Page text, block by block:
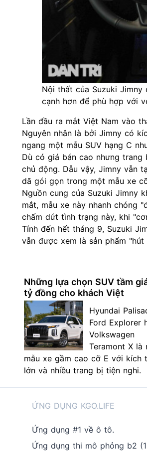
Nội thất của Suzuki
cạnh hơn để phù hợp với
Lần đầu ra mắt Việt Nam vào
Nguyên nhân là bởi Jimny có
ngang một mẫu SUV hạng C
Dù có giá bán cao nhưng
chủ động. Dẫu vậy, Jimny vẫn
dã gói gọn trong một mẫu xe
Nguồn cung của Suzuki Jimny
mắt, mẫu xe này nhanh chóng
chấm dứt tình trạng này, khi
Tính đến hết tháng 9, Suzuki
vẫn được xem là sản phẩm
Những lựa chọn SUV tầm
tỷ đồng cho khách Việt
Hyundai
Ford Explorer
Volkswagen
Teramont X là
mẫu xe gầm cao cỡ E với kích
lớn và nhiều trang bị tiện nghi.
ỨNG DỤNG KGO.LIFE
Ứng dụng #1 về ô tô.
Ứng dụng thi mô phỏng b2